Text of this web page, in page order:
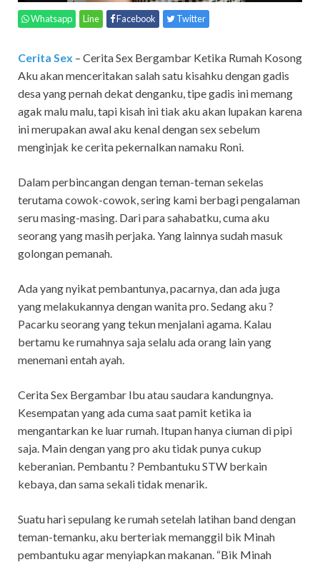
Whatsapp Line Facebook Twitter
Cerita Sex – Cerita Sex Bergambar Ketika Rumah Kosong
Aku akan menceritakan salah satu kisahku dengan gadis
desa yang pernah dekat denganku, tipe gadis ini memang
agak malu malu, tapi kisah ini tiak aku akan lupakan karena
ini merupakan awal aku kenal dengan sex sebelum
menginjak ke cerita pekernalkan namaku Roni.
Dalam perbincangan dengan teman-teman sekelas
terutama cowok-cowok, sering kami berbagi pengalaman
seru masing-masing. Dari para sahabatku, cuma aku
seorang yang masih perjaka. Yang lainnya sudah masuk
golongan pemanah.
Ada yang nyikat pembantunya, pacarnya, dan ada juga
yang melakukannya dengan wanita pro. Sedang aku ?
Pacarku seorang yang tekun menjalani agama. Kalau
bertamu ke rumahnya saja selalu ada orang lain yang
menemani entah ayah.
Cerita Sex Bergambar Ibu atau saudara kandungnya.
Kesempatan yang ada cuma saat pamit ketika ia
mengantarkan ke luar rumah. Itupan hanya ciuman di pipi
saja. Main dengan yang pro aku tidak punya cukup
keberanian. Pembantu ? Pembantuku STW berkain
kebaya, dan sama sekali tidak menarik.
Suatu hari sepulang ke rumah setelah latihan band dengan
teman-temanku, aku berteriak memanggil bik Minah
pembantuku agar menyiapkan makanan. “Bik Minah